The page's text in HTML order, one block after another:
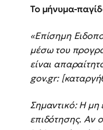
Το μήνυμα-
«Επίσημη
μέσω του
είναι
gov.gr:
Σημαντικό: Η μη
επιδότησης. Αν